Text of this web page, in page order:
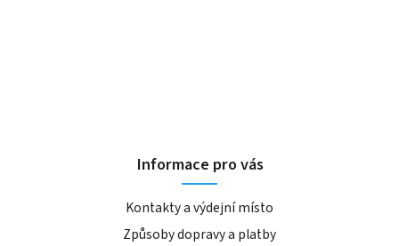
Informace pro vás
Kontakty a výdejní místo
Způsoby dopravy a platby